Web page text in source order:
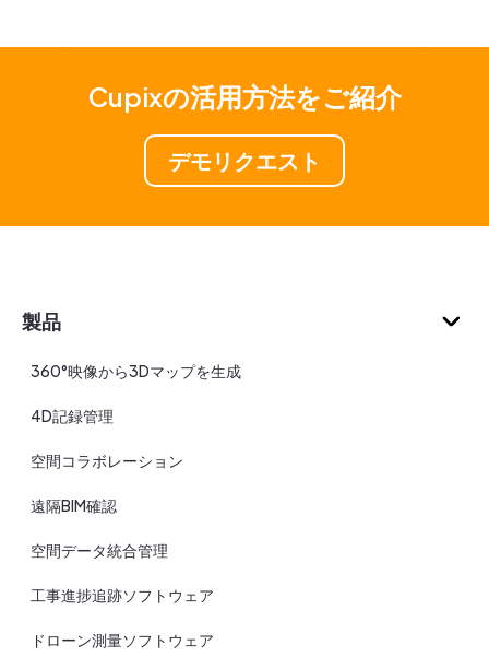
Cupixの活用方法をご紹介
デモリクエスト
製品
360°映像から3Dマップを生成
4D記録管理
空間コラボレーション
遠隔BIM確認
空間データ統合管理
工事進捗追跡ソフトウェア
ドローン測量ソフトウェア